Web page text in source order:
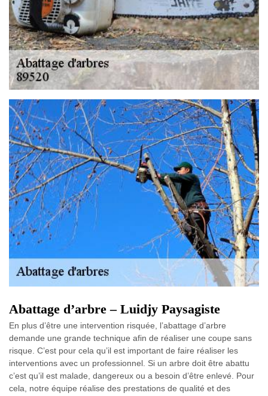
Abattage d’arbre – Luidjy Paysagiste
En plus d’être une intervention risquée, l’abattage d’arbre
demande une grande technique afin de réaliser une coupe sans
risque. C’est pour cela qu’il est important de faire réaliser les
interventions avec un professionnel. Si un arbre doit être abattu
c’est qu’il est malade, dangereux ou a besoin d’être enlevé. Pour
cela, notre équipe réalise des prestations de qualité et des